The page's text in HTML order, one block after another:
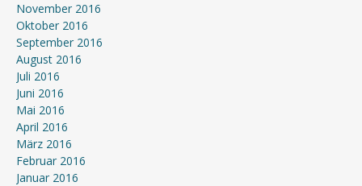
November 2016
Oktober 2016
September 2016
August 2016
Juli 2016
Juni 2016
Mai 2016
April 2016
März 2016
Februar 2016
Januar 2016